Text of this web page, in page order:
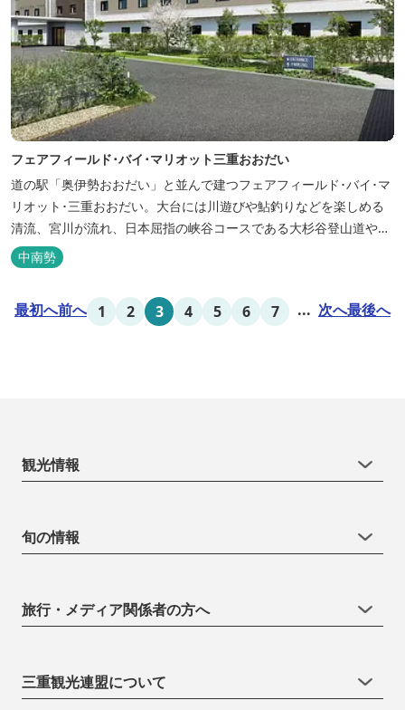
フェアフィールド･バイ･マリオット三重おおだい
道の駅「奥伊勢おおだい」と並んで建つフェアフィールド･バイ･マ
リオット･三重おおだい。大台には川遊びや鮎釣りなどを楽しめる
清流、宮川が流れ、日本屈指の峡谷コースである大杉谷登山道や、
登山初心者から楽しめる総門山など、表情豊かな山々が連なりま
す。 日本の滝百選に選ばれている七ッ釜滝など、大自然が作り出す
点として、当ホテルは快適さを追...
中南勢
最初へ前へ 1 2 3 4 5 6 7 ... 次へ最後へ
観光情報
旬の情報
旅行・メディア関係者の方へ
三重観光連盟について